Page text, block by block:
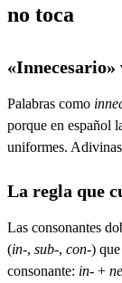
no toca
Palabras como
porque en español
uniformes.
La regla que
Las consonantes
(in-, sub-, con-)
consonante: in- +